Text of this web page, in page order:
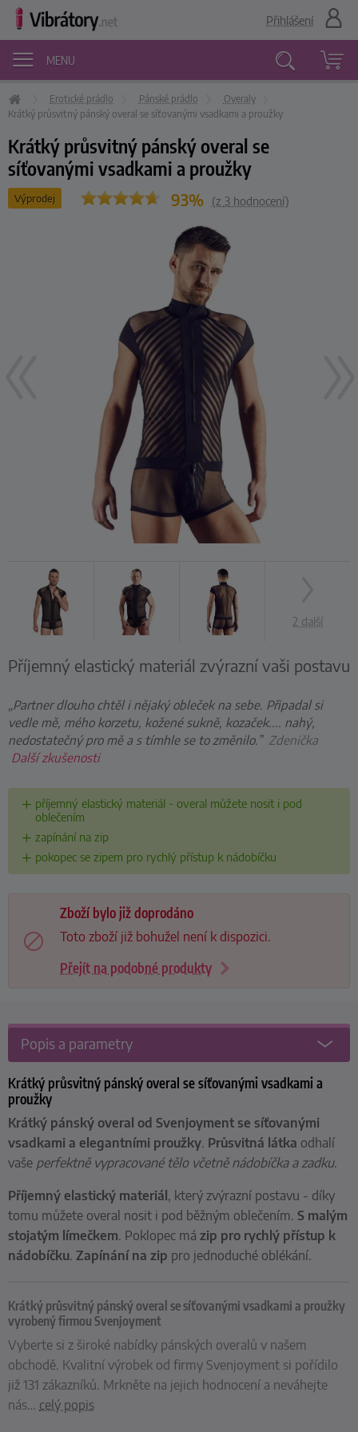
MENU
Přihlášení
Erotické prádlo Pánské prádlo
Overaly
Krátký průsvitný pánský overal se síťovanými vsadkami a proužky
Krátký průsvitný pánský overal se
síťovanými vsadkami a proužky
Výprodej 93% (z 3hodnocení)
2 další
Příjemný elastický materiál zvýrazní vaši postavu
„Partner dlouho chtěl i nějaký obleček na sebe. Připadal si
vedle mě, mého korzetu, kožené sukně, kozaček.... nahý,
nedostatečný pro mě a s tímhle se to změnilo.” Zdenička
Další zkušenosti
příjemný elastický materiál - overal můžete nosit i pod
oblečením
zapínání na zip
pokopec se zipem pro rychlý přístup k nádobíčku
Zboží bylo již doprodáno
Toto zboží již bohužel není k dispozici.
Přejít na podobné produkty
Popis a parametry
Krátký průsvitný pánský overal se síťovanými vsadkami a
proužky
Krátký pánský overal od Svenjoyment se síťovanými
vsadkami a elegantními proužky. Průsvitná látka odhalí
vaše perfektně vypracované tělo včetně nádobíčka a zadku.
Příjemný elastický materiál , který zvýrazní postavu - díky
tomu můžete overal nosit i pod běžným oblečením. S malým
stojatým límečkem. Poklopec má zip pro rychlý přístup k
nádobíčku. Zapínání na zip pro jednoduché oblékání.
Krátký průsvitný pánský overal se síťovanými vsadkami a proužky
vyrobený firmou Svenjoyment
Vyberte si z široké nabídky pánských overalů v našem
obchodě. Kvalitní výrobek od firmy Svenjoyment si pořídilo
již 131 zákazníků. Mrkněte na jejich hodnocení a neváhejte
nás… celý popis